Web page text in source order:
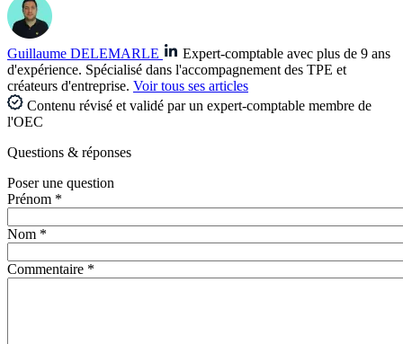
Guillaume DELEMARLE
Expert-comptable avec plus de 9 ans
d'expérience. Spécialisé dans l'accompagnement des TPE et
créateurs d'entreprise. Voir tous ses articles
Contenu révisé et validé par un expert-comptable membre de
l'OEC
Questions & réponses
Poser une question
Prénom *
Nom *
Commentaire *